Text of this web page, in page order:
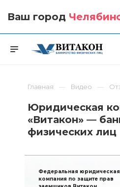
Ваш город
Главная Видео
Юридическая
«Витакон» —
физических лиц
Федеральная юридическая
компания по защите прав